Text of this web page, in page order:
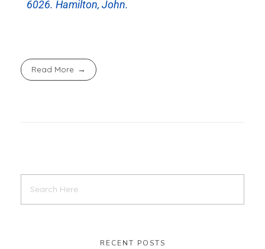
6026. Hamilton, John.
Read More
RECENT POSTS